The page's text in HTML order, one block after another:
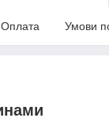
Оплата Умови